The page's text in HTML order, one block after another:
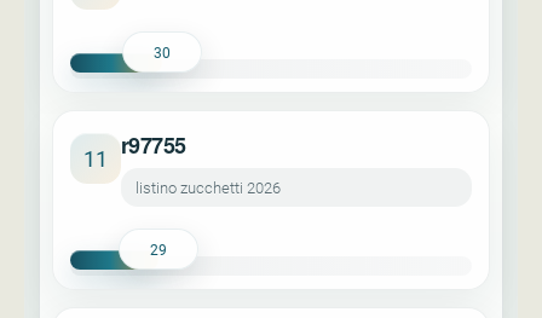
30
11 r97755
listino zucchetti 2026
29